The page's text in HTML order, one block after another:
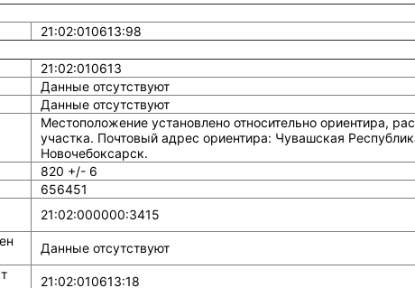
21:02:010613:98
21:02:010613
Данные отсутствуют
Данные отсутствуют
Местоположение установлено относительно ориентира,
участка. Почтовый адрес ориентира: Чувашская
Новочебоксарск.
820 +/- 6
656451
21:02:000000:3415
Данные отсутствуют
21:02:010613:18